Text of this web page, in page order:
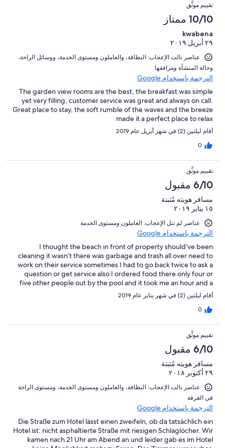
تقييم موثَّق
10/10 ممتاز
kwabena
٢٩ أبريل ٢٠١٩
عناصر نالت الإعجاب: ⁦النظافة⁩، و⁦العاملون ومستوى الخدمة⁩، و⁦وسائل الراحة⁩،
و⁦حالة المنشأة ومرافقها⁩
الترجمة باستخدام Google
The garden view rooms are the best, the breakfast was simple
yet very filling, customer service was great and always on call.
Great place to stay, the soft rumble of the waves and the breeze
made it a perfect place to relax
أقام ليلتين (2) في شهر أبريل عام 2019
0
تقييم موثَّق
6/10 مقبول
مسافر هويته مُثبتة
١٥ يناير ٢٠١٩
عناصر لم تنل الإعجاب: العاملون ومستوى الخدمة
الترجمة باستخدام Google
I thought the beach in front of property should’ve been
cleaning it wasn’t there was garbage and trash all over need to
work on their service sometimes I had to go back twice to ask a
question or get service also I ordered food there only four or
five other people out by the pool and it took me an hour and a
half to get my food then this morning I asked where my
breakfast was and they said they lost the key to the kitchen
service was poor
أقام ليلتين (2) في شهر يناير عام 2019
0
تقييم موثَّق
6/10 مقبول
مسافر هويته مُثبتة
٢٩ أكتوبر ٢٠١٨
عناصر نالت الإعجاب: ⁦النظافة⁩، و⁦العاملون ومستوى الخدمة⁩، و⁦مستوى الراحة
في الغرفة⁩
الترجمة باستخدام Google
Die Straße zum Hotel lässt einen zweifeln, ob da tatsächlich ein
Hotel ist: nicht asphaltierte Straße mit riesigen Schlaglöcher. Wir
kamen nach 21 Uhr am Abend an und leider gab es im Hotel